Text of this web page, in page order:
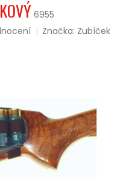
6955
Značka: Zubíček